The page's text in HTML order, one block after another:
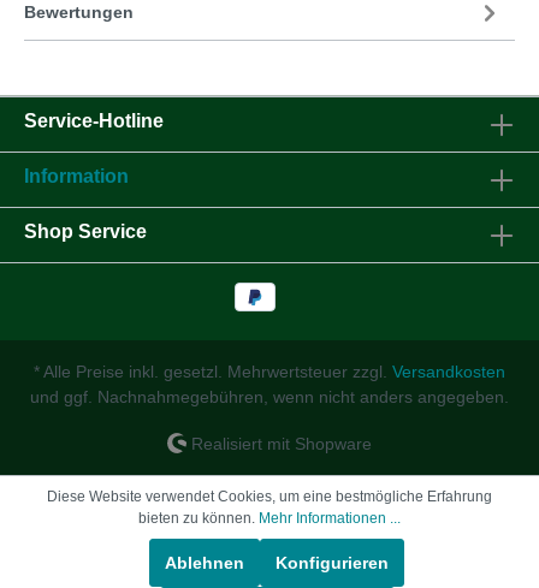
Bewertungen
Service-Hotline
Information
Shop Service
* Alle Preise inkl. gesetzl. Mehrwertsteuer zzgl. Versandkosten
und ggf. Nachnahmegebühren, wenn nicht anders angegeben.
Realisiert mit Shopware
Diese Website verwendet Cookies, um eine bestmögliche Erfahrung
bieten zu können. Mehr Informationen ...
Ablehnen Konfigurieren